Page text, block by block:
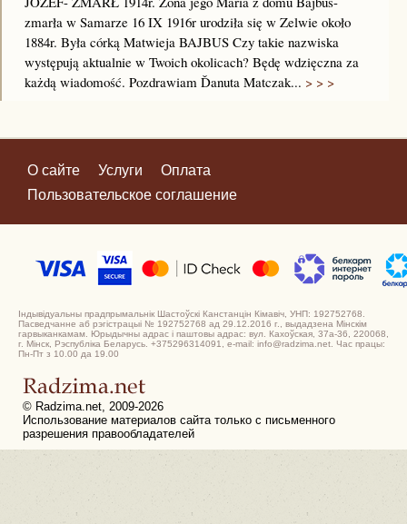
zmarła w Samarze 16 IX 1916r urodziła się w Zelwie około
1884r. Była córką Matwieja BAJBUS Czy takie nazwiska
występują aktualnie w Twoich okolicach? Będę wdzięczna za
każdą wiadomość. Pozdrawiam Ďanuta Matczak... > > >
О сайте Услуги
Оплата
Пользовательское соглашение
Індывідуальны прадпрымальнік Шастоўскі Канстанцін Кімавіч, УНП: 192752768.
Пасведчанне аб рэгістрацыі № 192752768 ад 29.12.2016 г., выдадзена Мінскім
гарвыканкамам. Юрыдычны адрас і паштовы адрас: вул. Кахоўская, 37а-36, 220068,
г. Мінск, Рэспубліка Беларусь. +375296314091, e-mail: info@radzima.net. Час працы:
Пн-Пт з 10.00 да 19.00
© Radzima.net, 2009-2026
Использование материалов сайта только с письменного
разрешения правообладателей